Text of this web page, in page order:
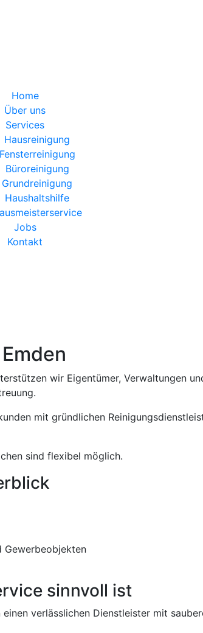
Home
Über uns
Services
Hausreinigung
Fensterreinigung
Büroreinigung
Grundreinigung
Haushaltshilfe
Jobs
Kontakt
wir Eigentümer, Verwaltungen
mit gründlichen
sind flexibel möglich.
Gewerbeobjekten
sinnvoll ist
verlässlichen Dienstleister mit